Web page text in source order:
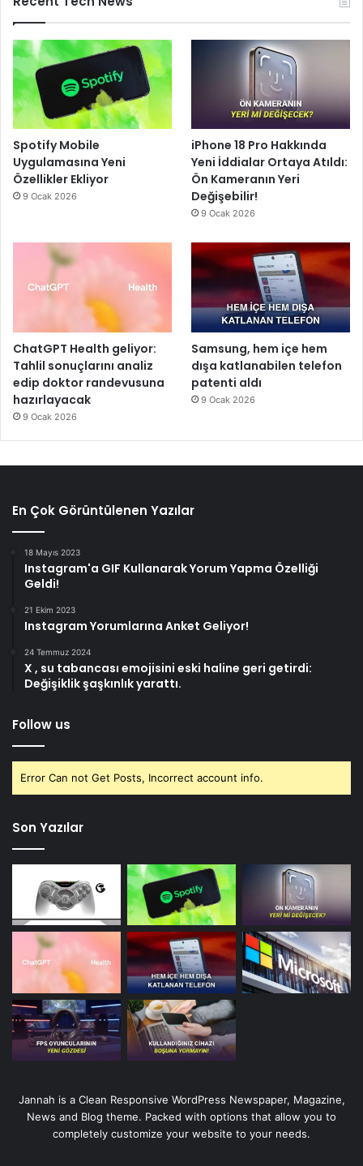
Spotify Mobile
Uygulamasına Yeni
Özellikler Ekliyor
9 Ocak 2026
iPhone 18 Pro Hakkında
Yeni İddialar Ortaya Atıldı:
Ön Kameranın Yeri
Değişebilir!
9 Ocak 2026
ChatGPT Health geliyor:
Tahlil sonuçlarını analiz
edip doktor randevusuna
hazırlayacak
9 Ocak 2026
Samsung, hem içe hem
dışa katlanabilen telefon
patenti aldı
9 Ocak 2026
En Çok Görüntülenen Yazılar
18 Mayıs 2023
Instagram'a GIF Kullanarak Yorum Yapma Özelliği
Geldi!
21 Ekim 2023
Instagram Yorumlarına Anket Geliyor!
24 Temmuz 2024
X , su tabancası emojisini eski haline geri getirdi:
Değişiklik şaşkınlık yarattı.
Follow us
Error Can not Get Posts, Incorrect account info.
Son Yazılar
Jannah is a Clean Responsive WordPress Newspaper, Magazine,
News and Blog theme. Packed with options that allow you to
completely customize your website to your needs.